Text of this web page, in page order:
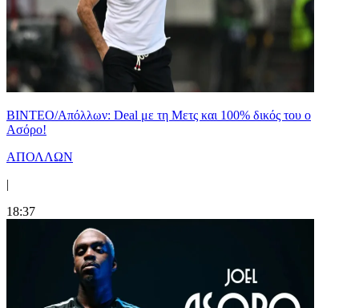
ΒΙΝΤΕΟ/Απόλλων: Deal με τη Μετς και 100% δικός του ο
Ασόρο!
ΑΠΟΛΛΩΝ
|
18:37